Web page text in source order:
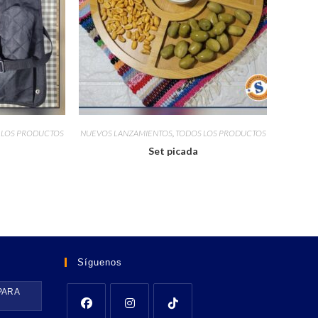
PRODUCTOS NUEVOS LANZAMIENTOS, TODOS LOS PRODUCTOS
Set picada
Síguenos